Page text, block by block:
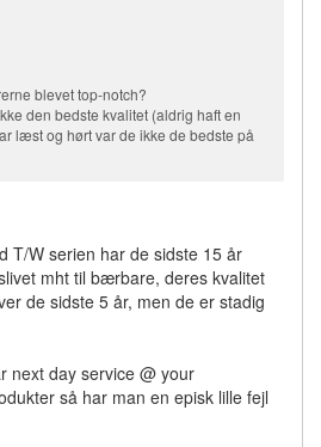
blevet top-notch?
den bedste kvalitet (aldrig haft en
læst og hørt var de ikke de bedste på
T/W serien har de sidste 15 år
mht til bærbare, deres kvalitet
de sidste 5 år, men de er stadig
next day service @ your
så har man en episk lille fejl